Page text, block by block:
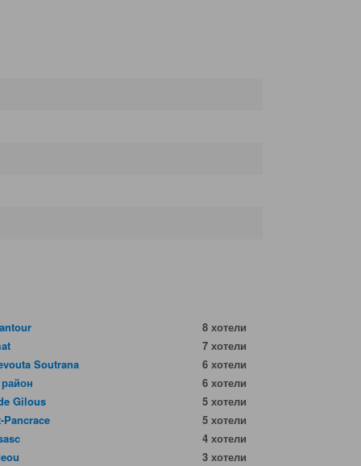
8 хотели
7 хотели
Soutrana
6 хотели
6 хотели
Gilous
5 хотели
Pancrace
5 хотели
4 хотели
3 хотели